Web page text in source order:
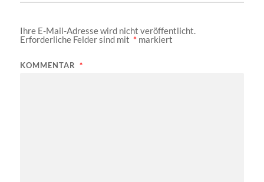
Ihre E-Mail-Adresse wird nicht veröffentlicht.
Erforderliche Felder sind mit * markiert
KOMMENTAR *